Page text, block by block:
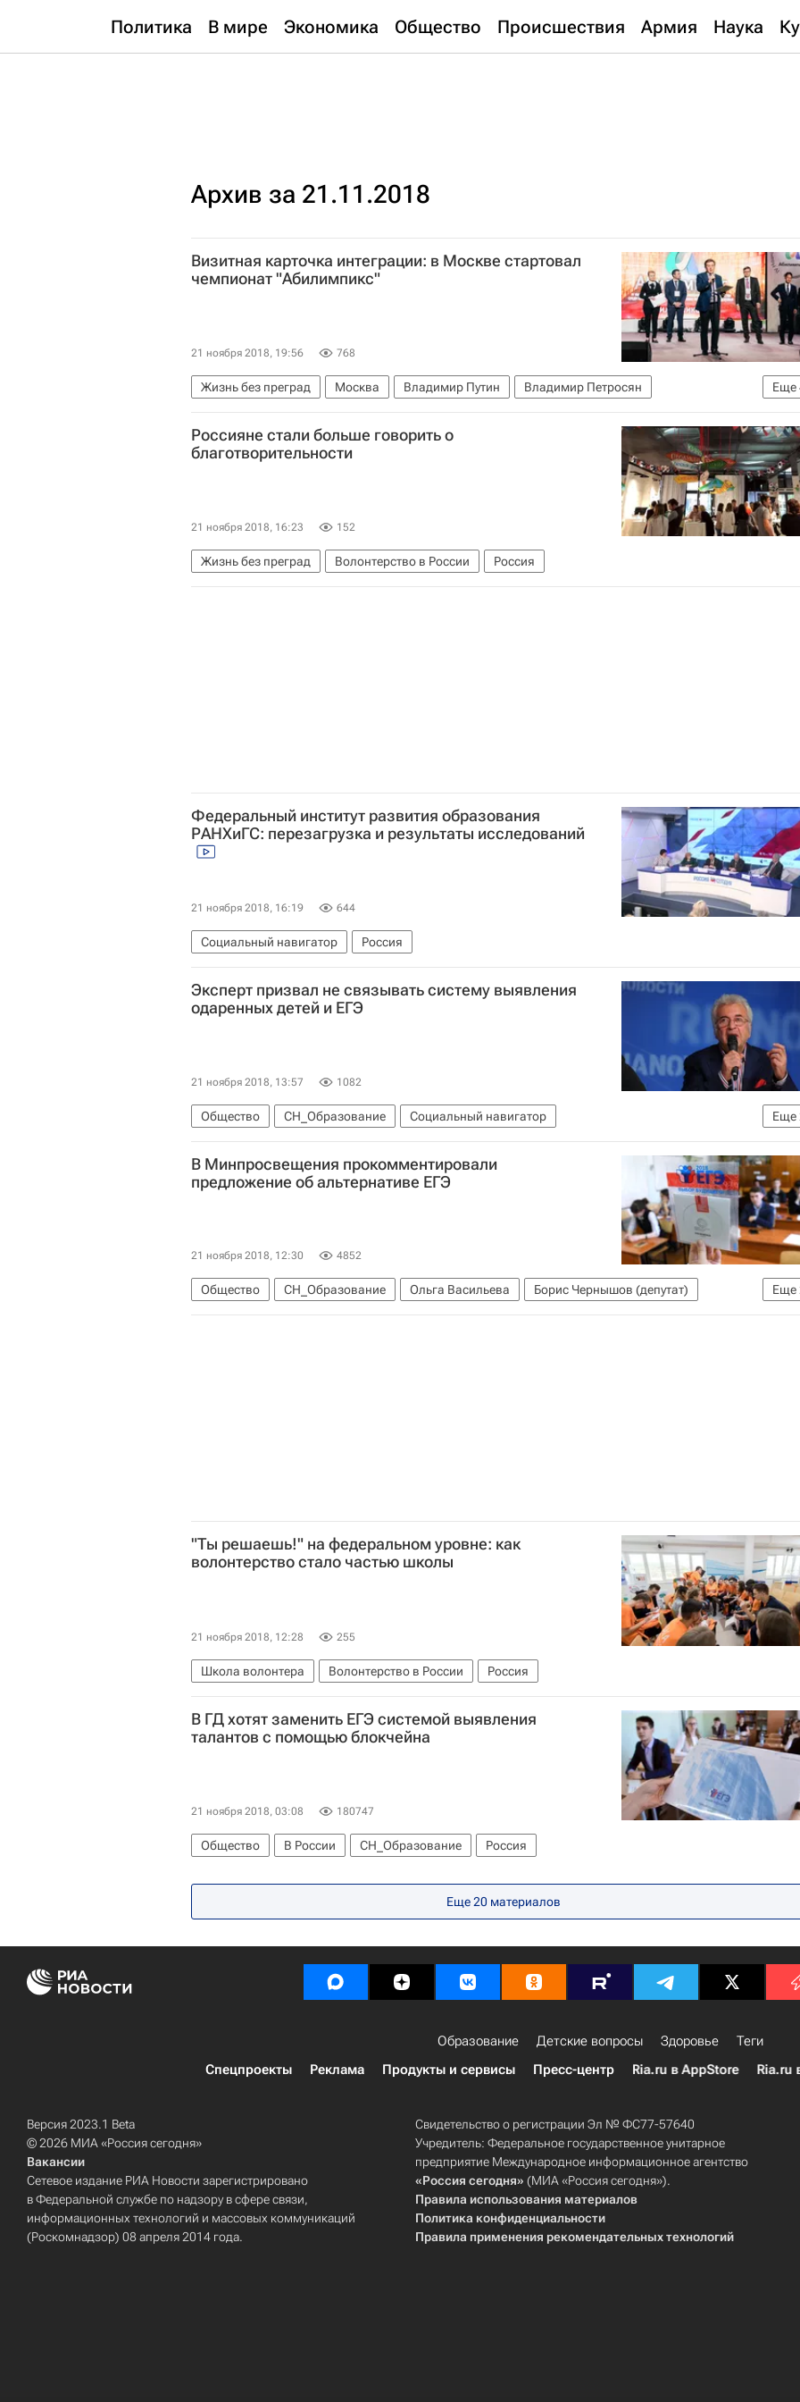
Политика В мире Экономика Общество Происшествия Армия Наука
Архив за 21.11.2018
Визитная карточка интеграции: в Москве стартовал
чемпионат "Абилимпикс"
21 ноября 2018, 19:56 768
Еще
Жизнь без преград Москва Владимир Путин
Владимир Петросян
Полина Гагарина
Алексей Комиссаров Алексей Вовченко Россия
Россияне стали больше говорить о
благотворительности
21 ноября 2018, 16:23 152
Жизнь без преград Волонтерство в России Россия
Федеральный институт развития образования
РАНХиГС: перезагрузка и результаты исследований
21 ноября 2018, 16:19 644
Социальный навигатор Россия
Эксперт призвал не связывать систему выявления
одаренных детей и ЕГЭ
21 ноября 2018, 13:57 1082
Еще
Общество СН_Образование
Социальный навигатор
Единый государственный экзамен (ЕГЭ)
Россия
В Минпросвещения прокомментировали
предложение об альтернативе ЕГЭ
21 ноября 2018, 12:30 4852
Еще
Общество СН_Образование Ольга Васильева
Борис Чернышов (депутат)
Социальный навигатор
Россия
"Ты решаешь!" на федеральном уровне: как
волонтерство стало частью школы
21 ноября 2018, 12:28 255
Школа волонтера Волонтерство в России Россия
В ГД хотят заменить ЕГЭ системой выявления
талантов с помощью блокчейна
21 ноября 2018, 03:08 180747
Общество В России СН_Образование Россия
Еще 20 материалов
Образование Детские вопросы Здоровье
Теги
Спецпроекты
Реклама Продукты и сервисы Пресс-центр Ria.ru в AppStore Ria.ru
Версия 2023.1 Beta
© 2026 МИА «Россия сегодня»
Вакансии
Сетевое издание РИА Новости зарегистрировано
в Федеральной службе по надзору в сфере связи,
информационных технологий и массовых коммуникаций
(Роскомнадзор) 08 апреля 2014 года.
Свидетельство о регистрации Эл № ФС77-57640
Учредитель: Федеральное государственное унитарное
предприятие Международное информационное агентство
«Россия сегодня» (МИА «Россия сегодня»).
Правила использования материалов
Политика конфиденциальности
Правила применения рекомендательных технологий